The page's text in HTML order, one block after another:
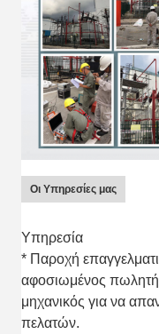
Οι Υπηρεσίες μας
Υπηρεσία
* Παροχή
αφοσιωμένος
μηχανικός για να
πελατών.